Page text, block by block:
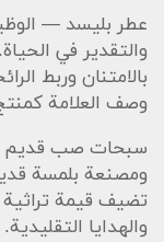
عطر بليسد —
والتقدير في
بالامتنان وربط
وصف العلامة
سبحات صب قديم
ومصنعة بلمسة
تضيف قيمة تراثية
والهدايا التقليدية.